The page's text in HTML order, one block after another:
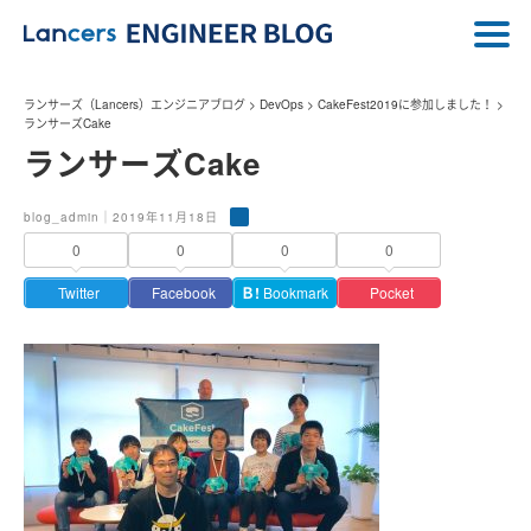
ランサーズ（Lancers）エンジニアブログ > DevOps > CakeFest2019に参加しました！ >
ランサーズCake
ランサーズCake
blog_admin｜2019年11月18日
0
Twitter
0
Facebook
0
Ｂ! Bookmark
0
Pocket